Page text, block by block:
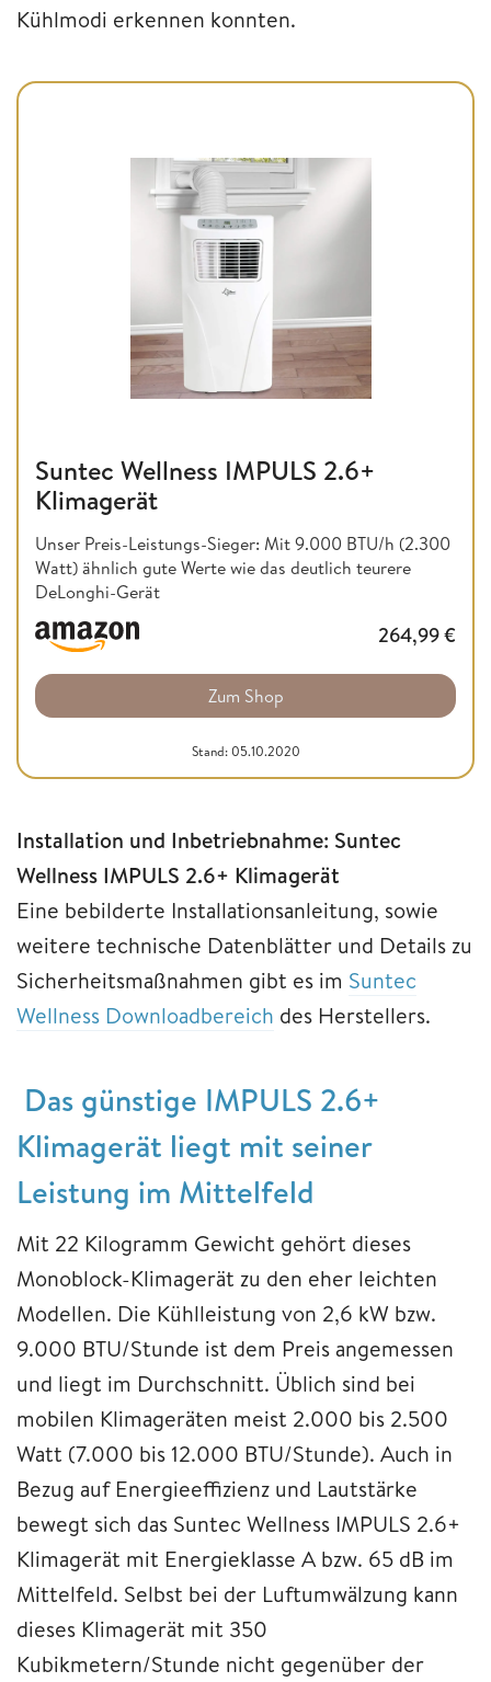
Kühlmodi erkennen konnten.
Suntec Wellness IMPULS 2.6+
Klimagerät
Unser Preis-Leistungs-Sieger: Mit 9.000 BTU/h (2.300
Watt) ähnlich gute Werte wie das deutlich teurere
DeLonghi-Gerät
264,99€
Zum Shop
Stand: 05.10.2020
Installation und Inbetriebnahme: Suntec
Wellness IMPULS 2.6+ Klimagerät
Eine bebilderte Installationsanleitung, sowie
weitere technische Datenblätter und Details zu
Sicherheitsmaßnahmen gibt es im Suntec
Wellness Downloadbereich des Herstellers.
Das günstige IMPULS 2.6+
Klimagerät liegt mit seiner
Leistung im Mittelfeld
Mit 22 Kilogramm Gewicht gehört dieses
Monoblock-Klimagerät zu den eher leichten
Modellen. Die Kühlleistung von 2,6 kW bzw.
9.000 BTU/Stunde ist dem Preis angemessen
und liegt im Durchschnitt. Üblich sind bei
mobilen Klimageräten meist 2.000 bis 2.500
Watt (7.000 bis 12.000 BTU/Stunde). Auch in
Bezug auf Energieeffizienz und Lautstärke
bewegt sich das Suntec Wellness IMPULS 2.6+
Klimagerät mit Energieklasse A bzw. 65 dB im
Mittelfeld. Selbst bei der Luftumwälzung kann
dieses Klimagerät mit 350
Kubikmetern/Stunde nicht gegenüber der